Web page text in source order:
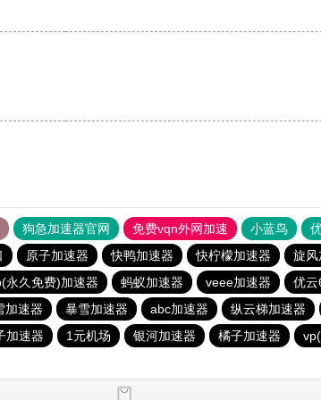
狗急加速器官网 免费vqn外网加速 小蓝鸟
原子加速器 快鸭加速器 快柠檬加速器 旋风
永久免费)加速器 蚂蚁加速器 veee加速器 优
加速器 暴雪加速器 abc加速器 纵云梯加速器
加速器 1元机场 银河加速器 橘子加速器